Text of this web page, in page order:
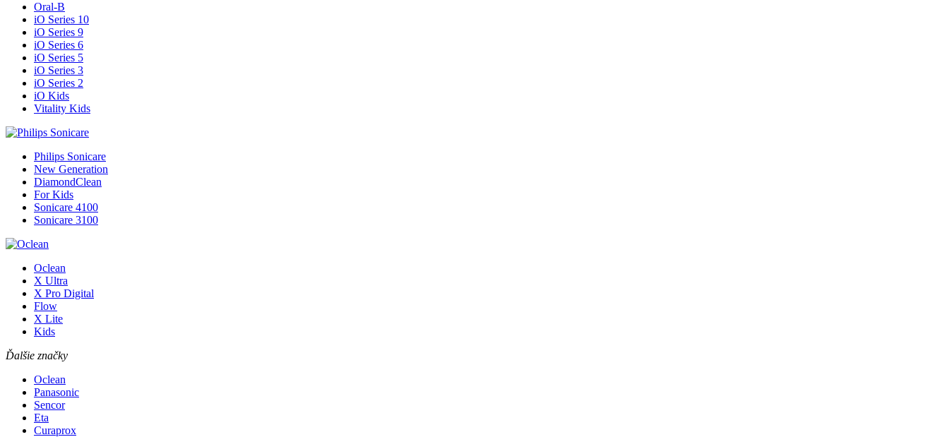
Oral-B
iO Series 10
iO Series 9
iO Series 6
iO Series 5
iO Series 3
iO Series 2
iO Kids
Vitality Kids
Philips Sonicare
New Generation
DiamondClean
For Kids
Sonicare 4100
Sonicare 3100
Oclean
X Ultra
X Pro Digital
Flow
X Lite
Kids
Ďalšie značky
Oclean
Panasonic
Sencor
Eta
Curaprox